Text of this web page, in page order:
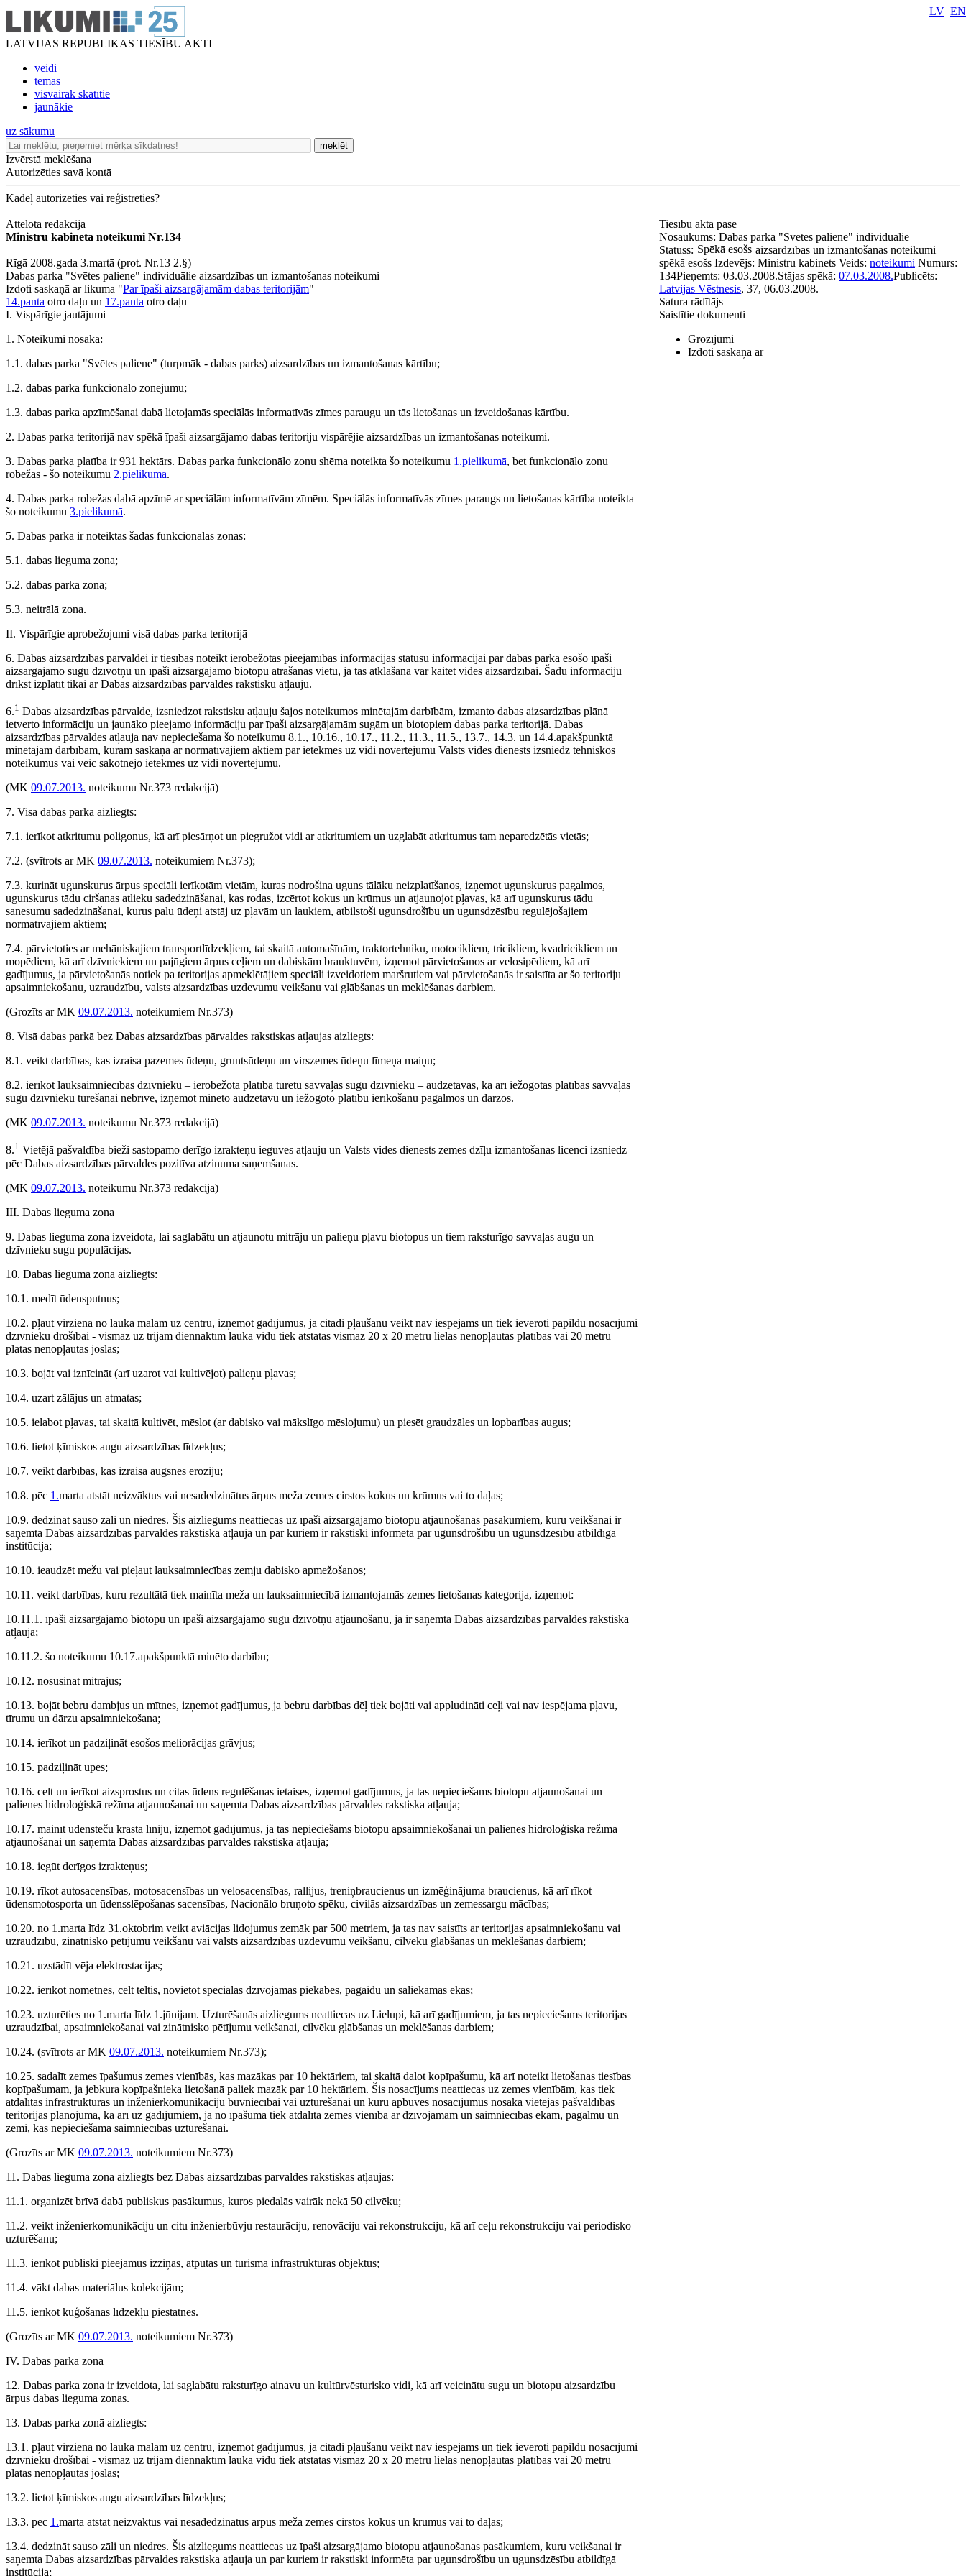
LATVIJAS REPUBLIKAS TIESĪBU AKTI
veidi
tēmas
visvairāk skatītie
jaunākie
LV EN
uz sākumu
meklēt
Izvērstā meklēšana
Autorizēties savā kontā
Kādēļ autorizēties vai reģistrēties?
Attēlotā redakcija
Ministru kabineta noteikumi Nr.134
Rīgā 2008.gada 3.martā (prot. Nr.13 2.§)
Dabas parka "Svētes paliene" individuālie aizsardzības un izmantošanas noteikumi
Izdoti saskaņā ar likuma "Par īpaši aizsargājamām dabas teritorijām"
14.panta otro daļu un 17.panta otro daļu
I. Vispārīgie jautājumi
1. Noteikumi nosaka:
1.1. dabas parka "Svētes paliene" (turpmāk - dabas parks) aizsardzības un izmantošanas kārtību;
1.2. dabas parka funkcionālo zonējumu;
1.3. dabas parka apzīmēšanai dabā lietojamās speciālās informatīvās zīmes paraugu un tās lietošanas un izveidošanas kārtību.
2. Dabas parka teritorijā nav spēkā īpaši aizsargājamo dabas teritoriju vispārējie aizsardzības un izmantošanas noteikumi.
3. Dabas parka platība ir 931 hektārs. Dabas parka funkcionālo zonu shēma noteikta šo noteikumu 1.pielikumā, bet funkcionālo zonu
robežas - šo noteikumu 2.pielikumā.
4. Dabas parka robežas dabā apzīmē ar speciālām informatīvām zīmēm. Speciālās informatīvās zīmes paraugs un lietošanas kārtība noteikta
šo noteikumu 3.pielikumā.
5. Dabas parkā ir noteiktas šādas funkcionālās zonas:
5.1. dabas lieguma zona;
5.2. dabas parka zona;
5.3. neitrālā zona.
II. Vispārīgie aprobežojumi visā dabas parka teritorijā
6. Dabas aizsardzības pārvaldei ir tiesības noteikt ierobežotas pieejamības informācijas statusu informācijai par dabas parkā esošo īpaši
aizsargājamo sugu dzīvotņu un īpaši aizsargājamo biotopu atrašanās vietu, ja tās atklāšana var kaitēt vides aizsardzībai. Šādu informāciju
drīkst izplatīt tikai ar Dabas aizsardzības pārvaldes rakstisku atļauju.
6.1 Dabas aizsardzības pārvalde, izsniedzot rakstisku atļauju šajos noteikumos minētajām darbībām, izmanto dabas aizsardzības plānā
ietverto informāciju un jaunāko pieejamo informāciju par īpaši aizsargājamām sugām un biotopiem dabas parka teritorijā. Dabas
aizsardzības pārvaldes atļauja nav nepieciešama šo noteikumu 8.1., 10.16., 10.17., 11.2., 11.3., 11.5., 13.7., 14.3. un 14.4.apakšpunktā
minētajām darbībām, kurām saskaņā ar normatīvajiem aktiem par ietekmes uz vidi novērtējumu Valsts vides dienests izsniedz tehniskos
noteikumus vai veic sākotnējo ietekmes uz vidi novērtējumu.
(MK 09.07.2013. noteikumu Nr.373 redakcijā)
7. Visā dabas parkā aizliegts:
7.1. ierīkot atkritumu poligonus, kā arī piesārņot un piegružot vidi ar atkritumiem un uzglabāt atkritumus tam neparedzētās vietās;
7.2. (svītrots ar MK 09.07.2013. noteikumiem Nr.373);
7.3. kurināt ugunskurus ārpus speciāli ierīkotām vietām, kuras nodrošina uguns tālāku neizplatīšanos, izņemot ugunskurus pagalmos,
ugunskurus tādu ciršanas atlieku sadedzināšanai, kas rodas, izcērtot kokus un krūmus un atjaunojot pļavas, kā arī ugunskurus tādu
sanesumu sadedzināšanai, kurus palu ūdeņi atstāj uz pļavām un laukiem, atbilstoši ugunsdrošību un ugunsdzēsību regulējošajiem
normatīvajiem aktiem;
7.4. pārvietoties ar mehāniskajiem transportlīdzekļiem, tai skaitā automašīnām, traktortehniku, motocikliem, tricikliem, kvadricikliem un
mopēdiem, kā arī dzīvniekiem un pajūgiem ārpus ceļiem un dabiskām brauktuvēm, izņemot pārvietošanos ar velosipēdiem, kā arī
gadījumus, ja pārvietošanās notiek pa teritorijas apmeklētājiem speciāli izveidotiem maršrutiem vai pārvietošanās ir saistīta ar šo teritoriju
apsaimniekošanu, uzraudzību, valsts aizsardzības uzdevumu veikšanu vai glābšanas un meklēšanas darbiem.
(Grozīts ar MK 09.07.2013. noteikumiem Nr.373)
8. Visā dabas parkā bez Dabas aizsardzības pārvaldes rakstiskas atļaujas aizliegts:
8.1. veikt darbības, kas izraisa pazemes ūdeņu, gruntsūdeņu un virszemes ūdeņu līmeņa maiņu;
8.2. ierīkot lauksaimniecības dzīvnieku – ierobežotā platībā turētu savvaļas sugu dzīvnieku – audzētavas, kā arī iežogotas platības savvaļas
sugu dzīvnieku turēšanai nebrīvē, izņemot minēto audzētavu un iežogoto platību ierīkošanu pagalmos un dārzos.
(MK 09.07.2013. noteikumu Nr.373 redakcijā)
8.1 Vietējā pašvaldība bieži sastopamo derīgo izrakteņu ieguves atļauju un Valsts vides dienests zemes dzīļu izmantošanas licenci izsniedz
pēc Dabas aizsardzības pārvaldes pozitīva atzinuma saņemšanas.
(MK 09.07.2013. noteikumu Nr.373 redakcijā)
III. Dabas lieguma zona
9. Dabas lieguma zona izveidota, lai saglabātu un atjaunotu mitrāju un palieņu pļavu biotopus un tiem raksturīgo savvaļas augu un
dzīvnieku sugu populācijas.
10. Dabas lieguma zonā aizliegts:
10.1. medīt ūdensputnus;
10.2. pļaut virzienā no lauka malām uz centru, izņemot gadījumus, ja citādi pļaušanu veikt nav iespējams un tiek ievēroti papildu nosacījumi
dzīvnieku drošībai - vismaz uz trijām diennaktīm lauka vidū tiek atstātas vismaz 20 x 20 metru lielas nenopļautas platības vai 20 metru
platas nenopļautas joslas;
10.3. bojāt vai iznīcināt (arī uzarot vai kultivējot) palieņu pļavas;
10.4. uzart zālājus un atmatas;
10.5. ielabot pļavas, tai skaitā kultivēt, mēslot (ar dabisko vai mākslīgo mēslojumu) un piesēt graudzāles un lopbarības augus;
10.6. lietot ķīmiskos augu aizsardzības līdzekļus;
10.7. veikt darbības, kas izraisa augsnes eroziju;
10.8. pēc 1.marta atstāt neizvāktus vai nesadedzinātus ārpus meža zemes cirstos kokus un krūmus vai to daļas;
10.9. dedzināt sauso zāli un niedres. Šis aizliegums neattiecas uz īpaši aizsargājamo biotopu atjaunošanas pasākumiem, kuru veikšanai ir
saņemta Dabas aizsardzības pārvaldes rakstiska atļauja un par kuriem ir rakstiski informēta par ugunsdrošību un ugunsdzēsību atbildīgā
institūcija;
10.10. ieaudzēt mežu vai pieļaut lauksaimniecības zemju dabisko apmežošanos;
10.11. veikt darbības, kuru rezultātā tiek mainīta meža un lauksaimniecībā izmantojamās zemes lietošanas kategorija, izņemot:
10.11.1. īpaši aizsargājamo biotopu un īpaši aizsargājamo sugu dzīvotņu atjaunošanu, ja ir saņemta Dabas aizsardzības pārvaldes rakstiska
atļauja;
10.11.2. šo noteikumu 10.17.apakšpunktā minēto darbību;
10.12. nosusināt mitrājus;
10.13. bojāt bebru dambjus un mītnes, izņemot gadījumus, ja bebru darbības dēļ tiek bojāti vai appludināti ceļi vai nav iespējama pļavu,
tīrumu un dārzu apsaimniekošana;
10.14. ierīkot un padziļināt esošos meliorācijas grāvjus;
10.15. padziļināt upes;
10.16. celt un ierīkot aizsprostus un citas ūdens regulēšanas ietaises, izņemot gadījumus, ja tas nepieciešams biotopu atjaunošanai un
palienes hidroloģiskā režīma atjaunošanai un saņemta Dabas aizsardzības pārvaldes rakstiska atļauja;
10.17. mainīt ūdensteču krasta līniju, izņemot gadījumus, ja tas nepiecie­šams biotopu apsaimniekošanai un palienes hidroloģiskā režīma
atjaunošanai un saņemta Dabas aizsardzības pārvaldes rakstiska atļauja;
10.18. iegūt derīgos izrakteņus;
10.19. rīkot autosacensības, motosacensības un velosacensības, rallijus, treniņbraucienus un izmēģinājuma braucienus, kā arī rīkot
ūdensmotosporta un ūdensslēpošanas sacensības, Nacionālo bruņoto spēku, civilās aizsardzības un zemessargu mācības;
10.20. no 1.marta līdz 31.oktobrim veikt aviācijas lidojumus zemāk par 500 metriem, ja tas nav saistīts ar teritorijas apsaimniekošanu vai
uzraudzību, zinātnisko pētījumu veikšanu vai valsts aizsardzības uzdevumu veikšanu, cilvēku glābšanas un meklēšanas darbiem;
10.21. uzstādīt vēja elektrostacijas;
10.22. ierīkot nometnes, celt teltis, novietot speciālās dzīvojamās piekabes, pagaidu un saliekamās ēkas;
10.23. uzturēties no 1.marta līdz 1.jūnijam. Uzturēšanās aizliegums neattiecas uz Lielupi, kā arī gadījumiem, ja tas nepieciešams teritorijas
uzraudzībai, apsaimniekošanai vai zinātnisko pētījumu veikšanai, cilvēku glābšanas un meklēšanas darbiem;
10.24. (svītrots ar MK 09.07.2013. noteikumiem Nr.373);
10.25. sadalīt zemes īpašumus zemes vienībās, kas mazākas par 10 hektāriem, tai skaitā dalot kopīpašumu, kā arī noteikt lietošanas tiesības
kopīpašumam, ja jebkura kopīpašnieka lietošanā paliek mazāk par 10 hektāriem. Šis nosacījums neattiecas uz zemes vienībām, kas tiek
atdalītas infrastruktūras un inženierkomunikāciju būvniecībai vai uzturēšanai un kuru apbūves nosacījumus nosaka vietējās pašvaldības
teritorijas plānojumā, kā arī uz gadījumiem, ja no īpašuma tiek atdalīta zemes vienība ar dzīvojamām un saimniecības ēkām, pagalmu un
zemi, kas nepieciešama saimniecības uzturēšanai.
(Grozīts ar MK 09.07.2013. noteikumiem Nr.373)
11. Dabas lieguma zonā aizliegts bez Dabas aizsardzības pārvaldes rakstiskas atļaujas:
11.1. organizēt brīvā dabā publiskus pasākumus, kuros piedalās vairāk nekā 50 cilvēku;
11.2. veikt inženierkomunikāciju un citu inženierbūvju restaurāciju, renovāciju vai rekonstrukciju, kā arī ceļu rekonstrukciju vai periodisko
uzturēšanu;
11.3. ierīkot publiski pieejamus izziņas, atpūtas un tūrisma infrastruktūras objektus;
11.4. vākt dabas materiālus kolekcijām;
11.5. ierīkot kuģošanas līdzekļu piestātnes.
(Grozīts ar MK 09.07.2013. noteikumiem Nr.373)
IV. Dabas parka zona
12. Dabas parka zona ir izveidota, lai saglabātu raksturīgo ainavu un kultūrvēsturisko vidi, kā arī veicinātu sugu un biotopu aizsardzību
ārpus dabas lieguma zonas.
13. Dabas parka zonā aizliegts:
13.1. pļaut virzienā no lauka malām uz centru, izņemot gadījumus, ja citādi pļaušanu veikt nav iespējams un tiek ievēroti papildu nosacījumi
dzīvnieku drošībai - vismaz uz trijām diennaktīm lauka vidū tiek atstātas vismaz 20 x 20 metru lielas nenopļautas platības vai 20 metru
platas nenopļautas joslas;
13.2. lietot ķīmiskos augu aizsardzības līdzekļus;
13.3. pēc 1.marta atstāt neizvāktus vai nesadedzinātus ārpus meža zemes cirstos kokus un krūmus vai to daļas;
13.4. dedzināt sauso zāli un niedres. Šis aizliegums neattiecas uz īpaši aizsargājamo biotopu atjaunošanas pasākumiem, kuru veikšanai ir
saņemta Dabas aizsardzības pārvaldes rakstiska atļauja un par kuriem ir rakstiski informēta par ugunsdrošību un ugunsdzēsību atbildīgā
institūcija;
Tiesību akta pase
Nosaukums: Dabas parka "Svētes paliene" individuālie
aizsardzības un izmantošanas noteikumi
Statuss: Spēkā esošs
spēkā esošs Izdevējs: Ministru kabinets Veids: noteikumi Numurs:
134Pieņemts: 03.03.2008.Stājas spēkā: 07.03.2008.Publicēts:
Latvijas Vēstnesis, 37, 06.03.2008.
Satura rādītājs
Saistītie dokumenti
Grozījumi
Izdoti saskaņā ar